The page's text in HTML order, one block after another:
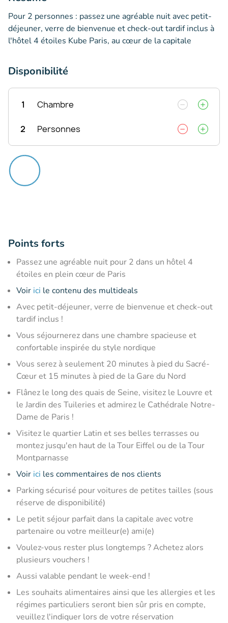
Pour 2 personnes : passez une agréable nuit avec petit-
déjeuner, verre de bienvenue et check-out tardif inclus à
l'hôtel 4 étoiles Kube Paris, au cœur de la capitale
Disponibilité
1 Chambre
2 Personnes
Points forts
Passez une agréable nuit pour 2 dans un hôtel 4
étoiles en plein cœur de Paris
Voir ici le contenu des multideals
Avec petit-déjeuner, verre de bienvenue et check-out
tardif inclus !
Vous séjournerez dans une chambre spacieuse et
confortable inspirée du style nordique
Vous serez à seulement 20 minutes à pied du Sacré-
Cœur et 15 minutes à pied de la Gare du Nord
Flânez le long des quais de Seine, visitez le Louvre et
le Jardin des Tuileries et admirez le Cathédrale Notre-
Dame de Paris !
Visitez le quartier Latin et ses belles terrasses ou
montez jusqu'en haut de la Tour Eiffel ou de la Tour
Montparnasse
Voir ici les commentaires de nos clients
Parking sécurisé pour voitures de petites tailles (sous
réserve de disponibilité)
Le petit séjour parfait dans la capitale avec votre
partenaire ou votre meilleur(e) ami(e)
Voulez-vous rester plus longtemps ? Achetez alors
plusieurs vouchers !
Aussi valable pendant le week-end !
Les souhaits alimentaires ainsi que les allergies et les
régimes particuliers seront bien sûr pris en compte,
veuillez l'indiquer lors de votre réservation